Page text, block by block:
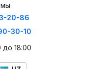
20-86
30-10
18:00